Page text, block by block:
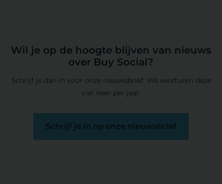
Wil je op de hoogte blijven van nieuws
over Buy Social?
Schrijf je dan in voor onze nieuwsbrief. We versturen deze
vier keer per jaar.
Schrijf je in op onze nieuwsbrief